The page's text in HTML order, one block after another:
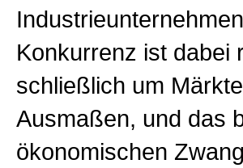
Konkurrenz ist dabei
schließlich um
Ausmaßen, und das
ökonomischen